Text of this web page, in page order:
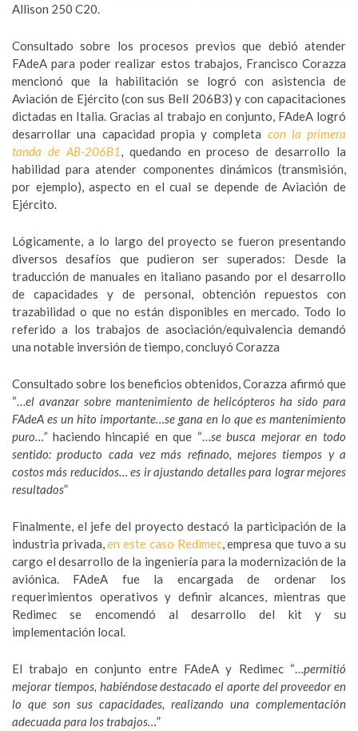
Allison 250 C20.
Consultado sobre los procesos previos que debió atender
FAdeA para poder realizar estos trabajos, Francisco Corazza
mencionó que la habilitación se logró con asistencia de
Aviación de Ejército (con sus Bell 206B3) y con capacitaciones
dictadas en Italia. Gracias al trabajo en conjunto, FAdeA logró
desarrollar una capacidad propia y completa con la primera
tanda de AB-206B1, quedando en proceso de desarrollo la
habilidad para atender componentes dinámicos (transmisión,
por ejemplo), aspecto en el cual se depende de Aviación de
Ejército.
Lógicamente, a lo largo del proyecto se fueron presentando
diversos desafíos que pudieron ser superados: Desde la
traducción de manuales en italiano pasando por el desarrollo
de capacidades y de personal, obtención repuestos con
trazabilidad o que no están disponibles en mercado. Todo lo
referido a los trabajos de asociación/equivalencia demandó
una notable inversión de tiempo, concluyó Corazza
Consultado sobre los beneficios obtenidos, Corazza afirmó que
“…el avanzar sobre mantenimiento de helicópteros ha sido para
FAdeA es un hito importante…se gana en lo que es mantenimiento
puro…”haciendo hincapié en que “…se busca mejorar en todo
sentido: producto cada vez más refinado, mejores tiempos y a
costos más reducidos… es ir ajustando detalles para lograr mejores
resultados”
Finalmente, el jefe del proyecto destacó la participación de la
industria privada,en este caso Redimec, empresa que tuvo a su
cargo el desarrollo de la ingeniería para la modernización de la
aviónica. FAdeA fue la encargada de ordenar los
requerimientos operativos y definir alcances, mientras que
Redimec se encomendó al desarrollo del kit y su
implementación local.
El trabajo en conjunto entre FAdeA y Redimec “…permitió
mejorar tiempos, habiéndose destacado el aporte del proveedor en
lo que son sus capacidades, realizando una complementación
adecuada para los trabajos…”